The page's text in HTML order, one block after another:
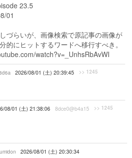
23.5
01
づらいが、画像検索で原記事の画像が
的にヒットするワードへ移行すべき。
watch?v=_UnhsRbAvWI
2026/08/01 (土) 20:39:45 >> 1245
08/01 (土) 21:38:06 8dce0@b4a15 >> 1245
2026/08/01 (土) 20:30:34